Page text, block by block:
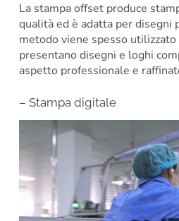
La stampa offset produce
qualità ed è adatta per disegni
metodo viene spesso utilizzato
presentano disegni e loghi
aspetto professionale e
– Stampa digitale